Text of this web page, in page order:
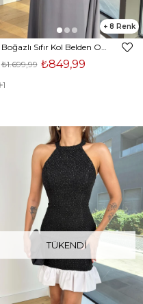
8
₺849,99
₺1.699,99
1
TÜKENDI